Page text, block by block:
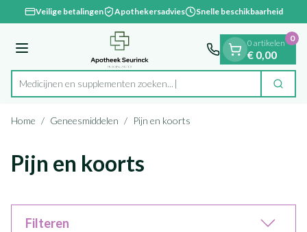
Ga naar de inhoud
1 van 1Veilige betalingen Apothekersadvies Snelle beschikbaarheid
Menu
Product, merk, categorie...
Medicijnen en supplementen zoek Zoek
0 artikelen
€ 0,00
0
Home / Geneesmiddelen / Pijn en koorts
Pijn en koorts
Filteren